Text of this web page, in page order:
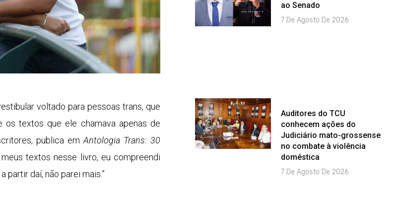
voltado para pessoas trans, que
os textos que ele chamava apenas de
publica em Antologia Trans: 30
meus textos nesse livro, eu compreendi
partir daí, não parei mais.”
ao Senado
7 De Agosto De 2026
Auditores do TCU
conhecem ações do
Judiciário mato-grossense
no combate à violência
doméstica
7 De Agosto De 2026